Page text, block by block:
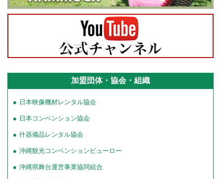
加盟団体・協会・組織
日本映像機材レンタル協会
日本コンベンション協会
什器備品レンタル協会
沖縄観光コンベンションビューロー
沖縄県舞台運営事業協同組合